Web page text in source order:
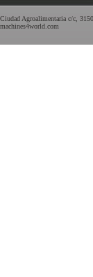
Agroalimentaria c/c